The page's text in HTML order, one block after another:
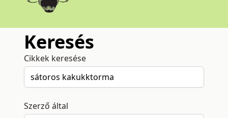
Keresés
Cikkek keresése
Szerző által